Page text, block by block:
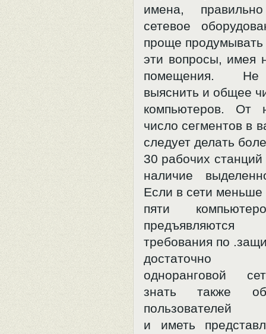
имена,
сетевое
проще продумывать
эти вопросы, имея
помещения.
выяснить и общее
компьютеров. От
число сегментов в
следует делать
30 рабочих
наличие
Если в сети меньше
пяти
требования по
достаточно
одноранговой
знать также
пользователей
и иметь